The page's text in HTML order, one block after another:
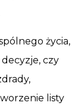
życia,
czy
listy